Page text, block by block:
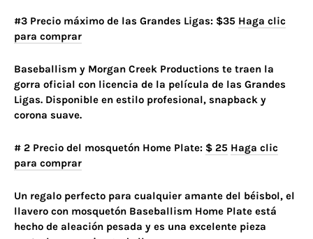
#3 Precio máximo de las Grandes Ligas: $35 Haga clic
para comprar
Baseballism y Morgan Creek Productions te traen la
gorra oficial con licencia de la película de las Grandes
Ligas. Disponible en estilo profesional, snapback y
corona suave.
# 2 Precio del mosquetón Home Plate: $ 25 Haga clic
para comprar
Un regalo perfecto para cualquier amante del béisbol, el
llavero con mosquetón Baseballism Home Plate está
hecho de aleación pesada y es una excelente pieza